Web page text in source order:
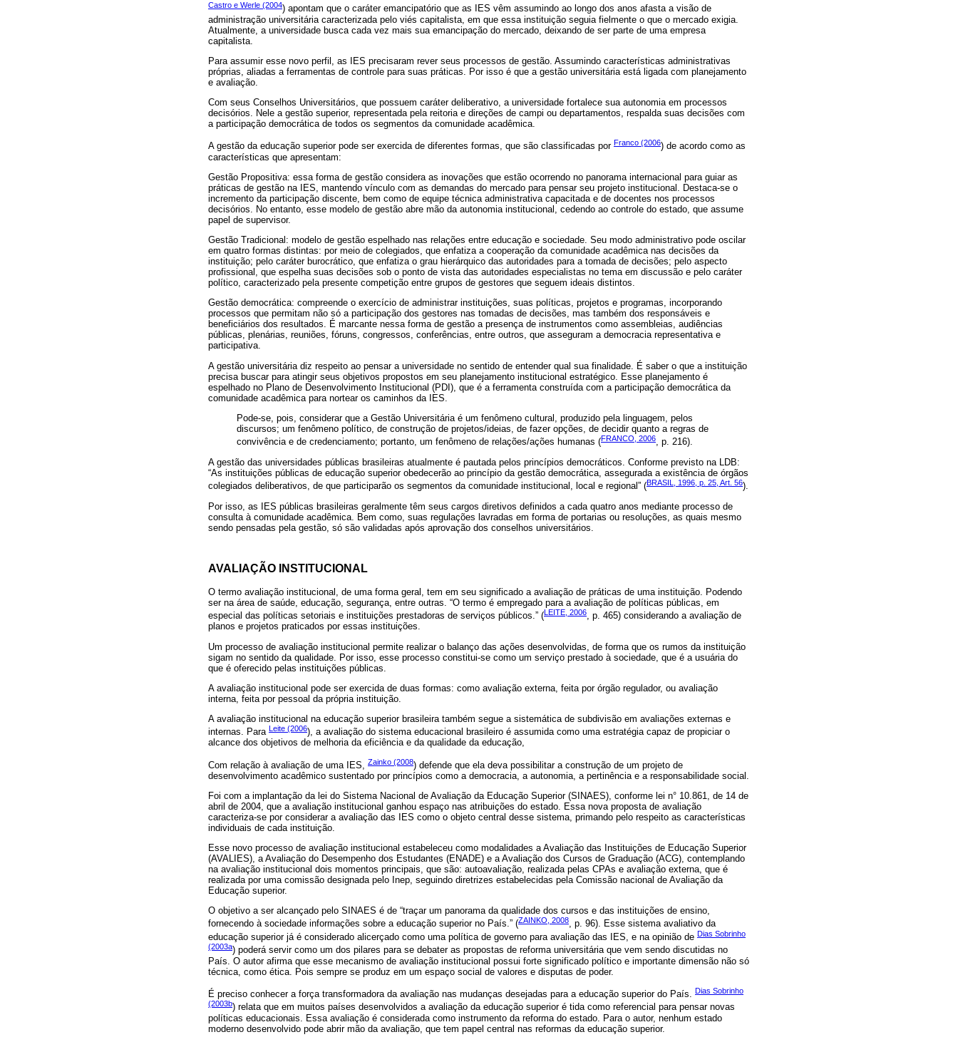
Castro e Werle (2004) apontam que o caráter emancipatório que as IES vêm assumindo ao longo dos anos afasta a visão de
administração universitária caracterizada pelo viés capitalista, em que essa instituição seguia fielmente o que o mercado exigia.
Atualmente, a universidade busca cada vez mais sua emancipação do mercado, deixando de ser parte de uma empresa
capitalista.
Para assumir esse novo perfil, as IES precisaram rever seus processos de gestão. Assumindo características administrativas
próprias, aliadas a ferramentas de controle para suas práticas. Por isso é que a gestão universitária está ligada com planejamento
e avaliação.
Com seus Conselhos Universitários, que possuem caráter deliberativo, a universidade fortalece sua autonomia em processos
decisórios. Nele a gestão superior, representada pela reitoria e direções de campi ou departamentos, respalda suas decisões com
a participação democrática de todos os segmentos da comunidade acadêmica.
A gestão da educação superior pode ser exercida de diferentes formas, que são classificadas por Franco (2006) de acordo como as
características que apresentam:
Gestão Propositiva: essa forma de gestão considera as inovações que estão ocorrendo no panorama internacional para guiar as
práticas de gestão na IES, mantendo vínculo com as demandas do mercado para pensar seu projeto institucional. Destaca-se o
incremento da participação discente, bem como de equipe técnica administrativa capacitada e de docentes nos processos
decisórios. No entanto, esse modelo de gestão abre mão da autonomia institucional, cedendo ao controle do estado, que assume
papel de supervisor.
Gestão Tradicional: modelo de gestão espelhado nas relações entre educação e sociedade. Seu modo administrativo pode oscilar
em quatro formas distintas: por meio de colegiados, que enfatiza a cooperação da comunidade acadêmica nas decisões da
instituição; pelo caráter burocrático, que enfatiza o grau hierárquico das autoridades para a tomada de decisões; pelo aspecto
profissional, que espelha suas decisões sob o ponto de vista das autoridades especialistas no tema em discussão e pelo caráter
político, caracterizado pela presente competição entre grupos de gestores que seguem ideais distintos.
Gestão democrática: compreende o exercício de administrar instituições, suas políticas, projetos e programas, incorporando
processos que permitam não só a participação dos gestores nas tomadas de decisões, mas também dos responsáveis e
beneficiários dos resultados. É marcante nessa forma de gestão a presença de instrumentos como assembleias, audiências
públicas, plenárias, reuniões, fóruns, congressos, conferências, entre outros, que asseguram a democracia representativa e
participativa.
A gestão universitária diz respeito ao pensar a universidade no sentido de entender qual sua finalidade. É saber o que a instituição
precisa buscar para atingir seus objetivos propostos em seu planejamento institucional estratégico. Esse planejamento é
espelhado no Plano de Desenvolvimento Institucional (PDI), que é a ferramenta construída com a participação democrática da
comunidade acadêmica para nortear os caminhos da IES.
Pode-se, pois, considerar que a Gestão Universitária é um fenômeno cultural, produzido pela linguagem, pelos
discursos; um fenômeno político, de construção de projetos/ideias, de fazer opções, de decidir quanto a regras de
convivência e de credenciamento; portanto, um fenômeno de relações/ações humanas (FRANCO, 2006, p. 216).
A gestão das universidades públicas brasileiras atualmente é pautada pelos princípios democráticos. Conforme previsto na LDB:
“As instituições públicas de educação superior obedecerão ao princípio da gestão democrática, assegurada a existência de órgãos
colegiados deliberativos, de que participarão os segmentos da comunidade institucional, local e regional” (BRASIL, 1996, p. 25, Art. 56).
Por isso, as IES públicas brasileiras geralmente têm seus cargos diretivos definidos a cada quatro anos mediante processo de
consulta à comunidade acadêmica. Bem como, suas regulações lavradas em forma de portarias ou resoluções, as quais mesmo
sendo pensadas pela gestão, só são validadas após aprovação dos conselhos universitários.
AVALIAÇÃO INSTITUCIONAL
O termo avaliação institucional, de uma forma geral, tem em seu significado a avaliação de práticas de uma instituição. Podendo
ser na área de saúde, educação, segurança, entre outras. “O termo é empregado para a avaliação de políticas públicas, em
especial das políticas setoriais e instituições prestadoras de serviços públicos.” (LEITE, 2006, p. 465) considerando a avaliação de
planos e projetos praticados por essas instituições.
Um processo de avaliação institucional permite realizar o balanço das ações desenvolvidas, de forma que os rumos da instituição
sigam no sentido da qualidade. Por isso, esse processo constitui-se como um serviço prestado à sociedade, que é a usuária do
que é oferecido pelas instituições públicas.
A avaliação institucional pode ser exercida de duas formas: como avaliação externa, feita por órgão regulador, ou avaliação
interna, feita por pessoal da própria instituição.
A avaliação institucional na educação superior brasileira também segue a sistemática de subdivisão em avaliações externas e
internas. Para Leite (2006), a avaliação do sistema educacional brasileiro é assumida como uma estratégia capaz de propiciar o
alcance dos objetivos de melhoria da eficiência e da qualidade da educação,
Com relação à avaliação de uma IES, Zainko (2008) defende que ela deva possibilitar a construção de um projeto de
desenvolvimento acadêmico sustentado por princípios como a democracia, a autonomia, a pertinência e a responsabilidade social.
Foi com a implantação da lei do Sistema Nacional de Avaliação da Educação Superior (SINAES), conforme lei n° 10.861, de 14 de
abril de 2004, que a avaliação institucional ganhou espaço nas atribuições do estado. Essa nova proposta de avaliação
caracteriza-se por considerar a avaliação das IES como o objeto central desse sistema, primando pelo respeito as características
individuais de cada instituição.
Esse novo processo de avaliação institucional estabeleceu como modalidades a Avaliação das Instituições de Educação Superior
(AVALIES), a Avaliação do Desempenho dos Estudantes (ENADE) e a Avaliação dos Cursos de Graduação (ACG), contemplando
na avaliação institucional dois momentos principais, que são: autoavaliação, realizada pelas CPAs e avaliação externa, que é
realizada por uma comissão designada pelo Inep, seguindo diretrizes estabelecidas pela Comissão nacional de Avaliação da
Educação superior.
O objetivo a ser alcançado pelo SINAES é de “traçar um panorama da qualidade dos cursos e das instituições de ensino,
fornecendo à sociedade informações sobre a educação superior no País.” (ZAINKO, 2008, p. 96). Esse sistema avaliativo da
educação superior já é considerado alicerçado como uma política de governo para avaliação das IES, e na opinião de Dias Sobrinho
(2003a) poderá servir como um dos pilares para se debater as propostas de reforma universitária que vem sendo discutidas no
País. O autor afirma que esse mecanismo de avaliação institucional possui forte significado político e importante dimensão não só
técnica, como ética. Pois sempre se produz em um espaço social de valores e disputas de poder.
É preciso conhecer a força transformadora da avaliação nas mudanças desejadas para a educação superior do País. Dias Sobrinho
(2003b) relata que em muitos países desenvolvidos a avaliação da educação superior é tida como referencial para pensar novas
políticas educacionais. Essa avaliação é considerada como instrumento da reforma do estado. Para o autor, nenhum estado
moderno desenvolvido pode abrir mão da avaliação, que tem papel central nas reformas da educação superior.